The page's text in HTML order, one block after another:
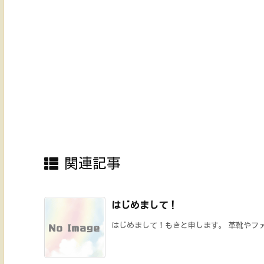
関連記事
はじめまして！
はじめまして！もきと申します。 革靴やフ